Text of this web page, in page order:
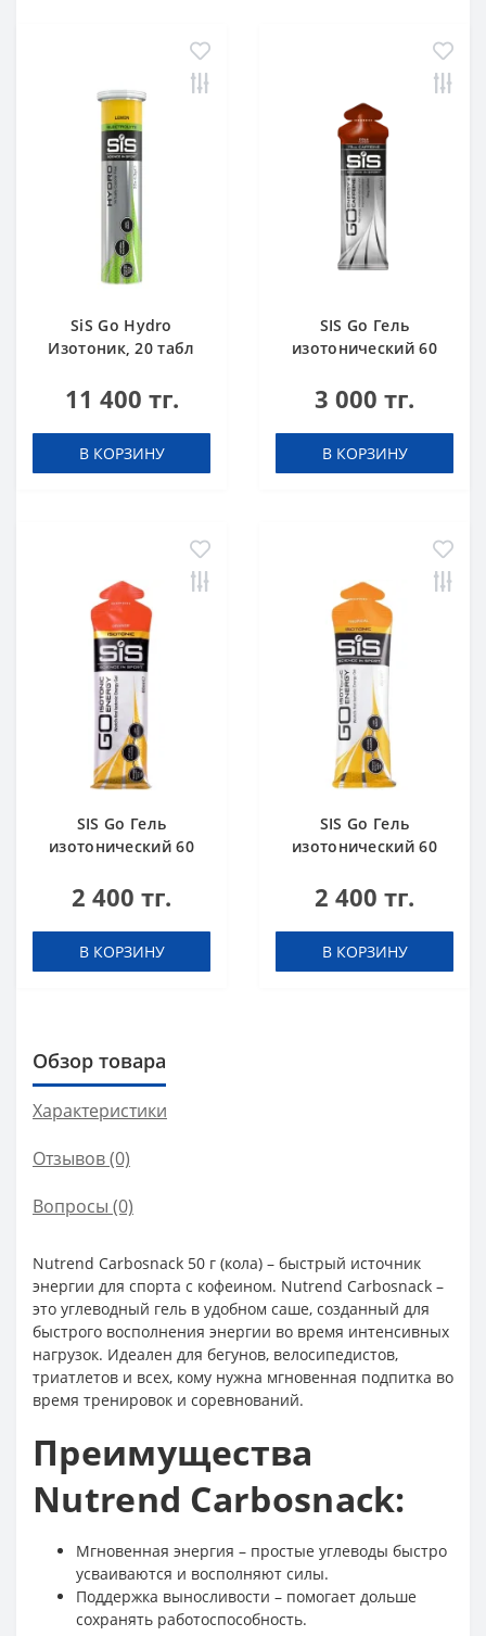
SiS Go Hydro
Изотоник, 20 табл
11 400 тг.
В КОРЗИНУ
SIS Go Гель
изотонический 60
Кола
3 000 тг.
В КОРЗИНУ
SIS Go Гель
изотонический 60
2 400 тг.
В КОРЗИНУ
SIS Go Гель
изотонический 60
фрукты
2 400 тг.
В КОРЗИНУ
Обзор товара
Характеристики
Отзывов (0)
Вопросы (0)
Nutrend Carbosnack 50 г (кола) – быстрый источник
энергии для спорта с кофеином. Nutrend Carbosnack –
это углеводный гель в удобном саше, созданный для
быстрого восполнения энергии во время интенсивных
нагрузок. Идеален для бегунов, велосипедистов,
триатлетов и всех, кому нужна мгновенная подпитка во
время тренировок и соревнований.
Преимущества
Nutrend Carbosnack:
Мгновенная энергия – простые углеводы быстро
усваиваются и восполняют силы.
Поддержка выносливости – помогает дольше
сохранять работоспособность.